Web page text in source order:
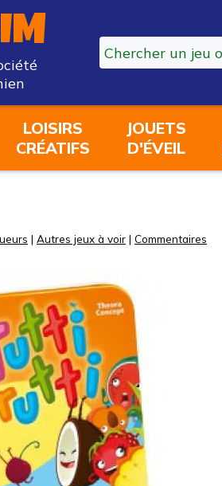
LOISIRS
CRÉATIFS
JOUETS
D'ÉVEIL
| Autres jeux à voir | Commentaires